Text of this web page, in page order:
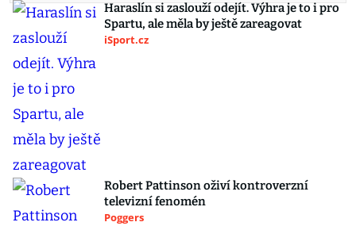
Haraslín si zaslouží odejít. Výhra je to i pro
Spartu, ale měla by ještě zareagovat
iSport.cz
Robert Pattinson oživí kontroverzní
televizní fenomén
Poggers